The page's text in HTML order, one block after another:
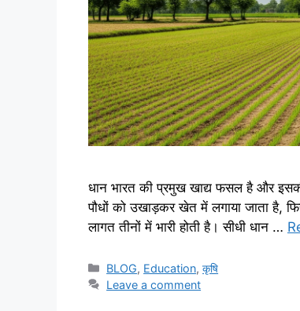
धान भारत की प्रमुख खाद्य फसल है और
पौधों को उखाड़कर खेत में लगाया जाता है,
लागत तीनों में भारी होती है। सीधी धान …
BLOG, Education,कृषि
Leave a comment